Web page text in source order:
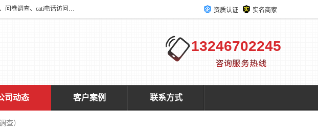
深圳大宋咨询有限公司2016年于深圳市宝安区新安街道海旺社区成立。主要经营：市场信息咨询、大数据调研、、在线调研、问卷调查、cati电话访问、神秘顾客调查、广告效果评估、消费者调查、大数据采集分析等，从事广告业务、国内贸易、数据采集、数据处理；公共文明测评。 资质认证 实名商家
13246702245
司动态 客户案例 联系方式
查）